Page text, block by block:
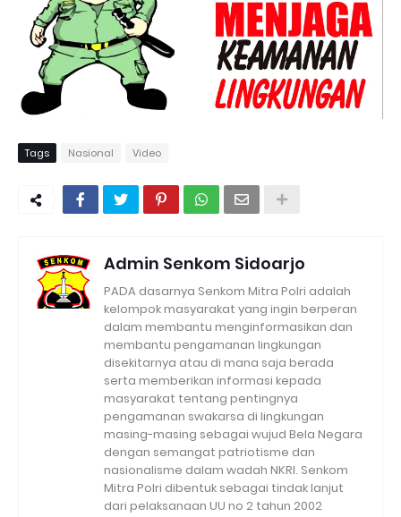
Tags Nasional Video
Admin Senkom Sidoarjo
PADA dasarnya Senkom Mitra Polri adalah
kelompok masyarakat yang ingin berperan
dalam membantu menginformasikan dan
membantu pengamanan lingkungan
disekitarnya atau di mana saja berada
serta memberikan informasi kepada
masyarakat tentang pentingnya
pengamanan swakarsa di lingkungan
masing-masing sebagai wujud Bela Negara
dengan semangat patriotisme dan
nasionalisme dalam wadah NKRI. Senkom
Mitra Polri dibentuk sebagai tindak lanjut
dari pelaksanaan UU no 2 tahun 2002